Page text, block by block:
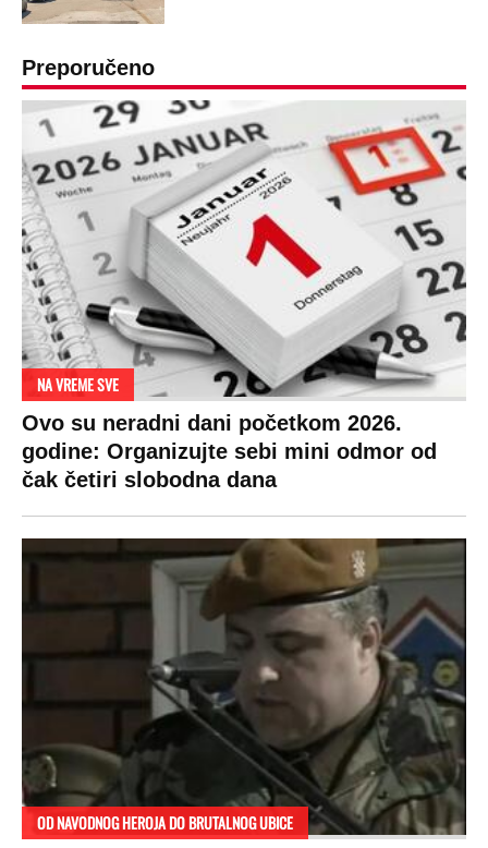
Preporučeno
NA VREME SVE
Ovo su neradni dani početkom 2026.
godine: Organizujte sebi mini odmor od
čak četiri slobodna dana
OD NAVODNOG HEROJA DO BRUTALNOG UBICE